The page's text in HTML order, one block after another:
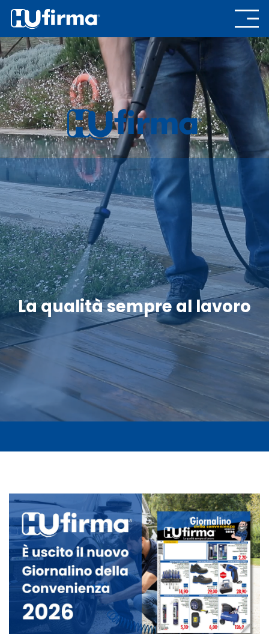
La qualità sempre al lavoro
Scopri